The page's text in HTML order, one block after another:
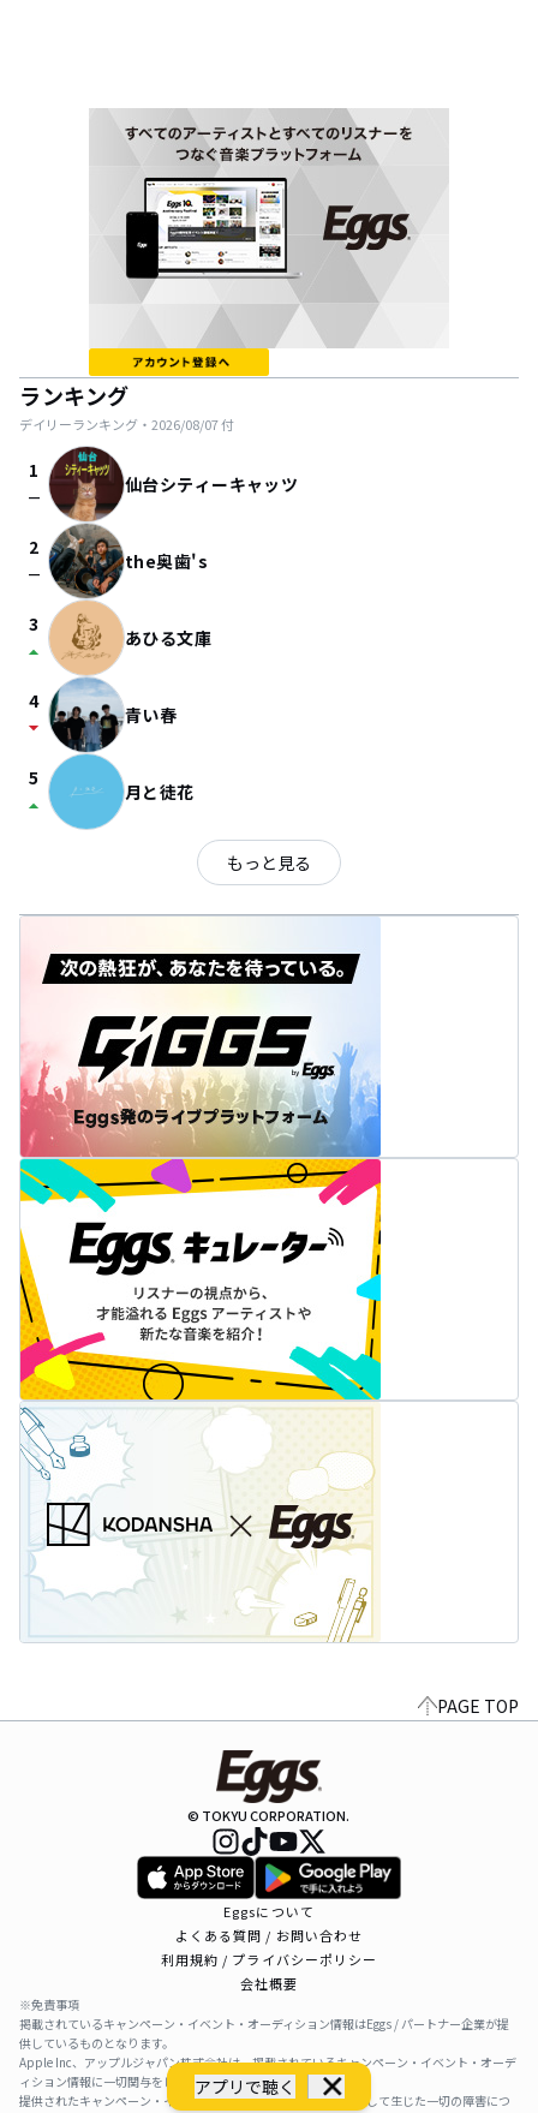
アプリで聴く
ランキング
デイリーランキング・ 2026/08/07付
1
check_indeterminate_small 仙台シティーキャッツ
2
check_indeterminate_small the奥歯's
3
arrow_drop_up あひる文庫
4
arrow_drop_down 青い春
5
arrow_drop_up 月と徒花
もっと見る
PAGE TOP
© TOKYU CORPORATION.
Eggsについて
よくある質問 / お問い合わせ
利用規約 / プライバシーポリシー
会社概要
※免責事項
掲載されているキャンペーン・イベント・オーディション情報はEggs / パートナー企業が提
供しているものとなります。
Apple Inc、アップルジャパン株式会社は、掲載されているキャンペーン・イベント・オーデ
ィション情報に一切関与をしておりません。
提供されたキャンペーン・イベント・オーディション情報を利用して生じた一切の障害につ